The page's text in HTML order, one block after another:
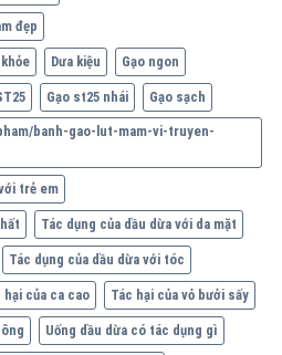
đẹp
Dưa kiệu Gạo ngon
Gạo st25 nhái Gạo sạch
banh-gao-lut-mam-vi-truyen-
trẻ em
Tác dụng của dầu dừa với da mặt
Tác dụng của dầu dừa với tóc
hại của ca cao Tác hại của vỏ bưởi sấy
Uống dầu dừa có tác dụng gì